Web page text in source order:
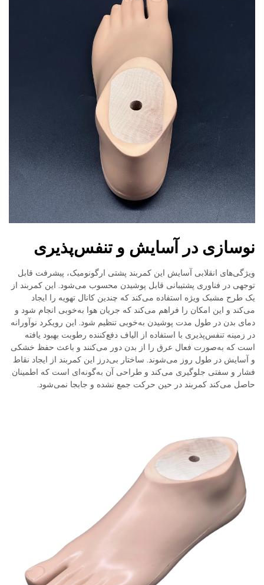
نوسازی در آسایش و تنفس‌پذیری
ویژگی‌های انقلابی آسایش این کمربند پشتی ارگونومیک، پیشرفت قابل
توجهی در فناوری پشتیبانی قابل پوشیدن محسوب می‌شود. این کمربند از
یک طرح مشبک ویژه استفاده می‌کند که چندین کانال تهویه را ایجاد
می‌کند و این امکان را فراهم می‌کند که جریان هوا به‌خوبی انجام شود و
دمای بدن در طول مدت پوشیدن به‌خوبی تنظیم شود. این رویکرد نوآورانه
در زمینه تنفس‌پذیری با استفاده از الیاف دفع‌کننده رطوبت بهبود یافته
است که به‌صورت فعال عرق را از بدن دور می‌کنند و باعث حفظ خشکی
و آسایش در طول روز می‌شوند. ساختار بی‌درز این کمربند از ایجاد نقاط
فشار و سفتی جلوگیری می‌کند و طراحی آن به‌گونه‌ای است که اطمینان
حاصل می‌کند کمربند در حین حرکت جمع نشده و جابجا نمی‌شود.